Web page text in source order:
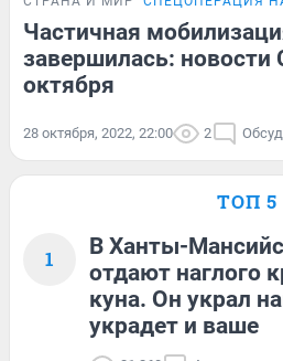
Частичная
завершилась: новости
октября
28 октября, 2022, 22:00 2
ТОП 5
1
В Ханты-
отдают наглого
куна. Он украл
украдет и ваше